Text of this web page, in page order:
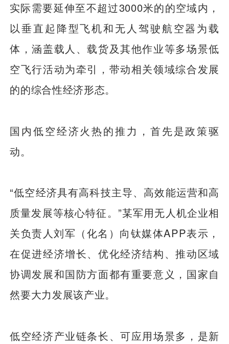
实际需要延伸至不超过3000米的的空域内，
以垂直起降型飞机和无人驾驶航空器为载
体，涵盖载人、载货及其他作业等多场景低
空飞行活动为牵引，带动相关领域综合发展
的的综合性经济形态。
国内低空经济火热的推力，首先是政策驱
动。
“低空经济具有高科技主导、高效能运营和高
质量发展等核心特征。”某军用无人机企业相
关负责人刘军（化名）向钛媒体APP表示，
在促进经济增长、优化经济结构、推动区域
协调发展和国防方面都有重要意义，国家自
然要大力发展该产业。
低空经济产业链条长、可应用场景多，是新